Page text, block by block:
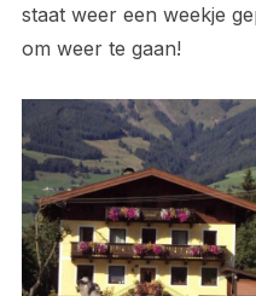
staat weer een weekje
om weer te gaan!